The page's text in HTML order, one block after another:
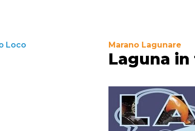
Loco Marano Lagunare
Laguna